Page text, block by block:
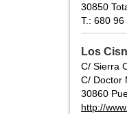
30850
T.: 680 96
Los
C/ Sierra
C/ Doctor
30860
http://